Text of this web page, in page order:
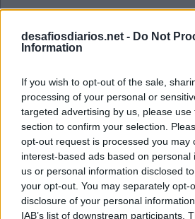
desafiosdiarios.net - Do Not
Information
If you wish to opt-out of the sale,
processing of your personal or
targeted advertising by us, please
section to confirm your selection.
opt-out request is processed you may
interest-based ads based on personal
us or personal information disclosed
your opt-out. You may separately opt-
disclosure of your personal
IAB’s list of downstream participants.